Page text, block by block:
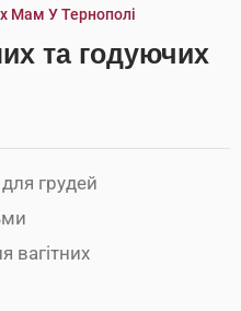
Мам У Тернополі
та годуючих
грудей
вагітних